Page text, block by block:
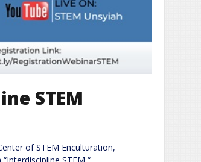
STEM
of STEM Enculturation,